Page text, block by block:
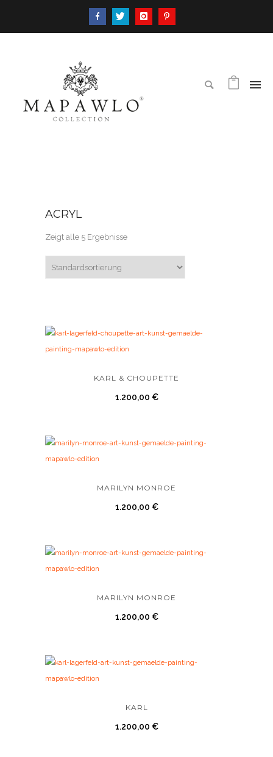
ACRYL
Zeigt alle 5 Ergebnisse
KARL & CHOUPETTE
1.200,00 €
MARILYN MONROE
1.200,00 €
MARILYN MONROE
1.200,00 €
KARL
1.200,00 €